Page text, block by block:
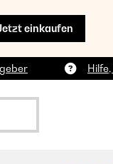
einkaufen